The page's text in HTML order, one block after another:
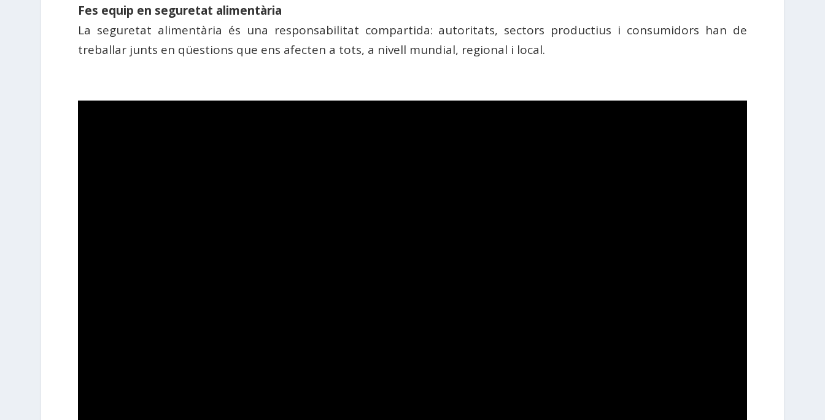
Fes equip en seguretat alimentària
La seguretat alimentària és una responsabilitat compartida: autoritats, sectors productius i consumidors han de
treballar junts en qüestions que ens afecten a tots, a nivell mundial, regional i local.